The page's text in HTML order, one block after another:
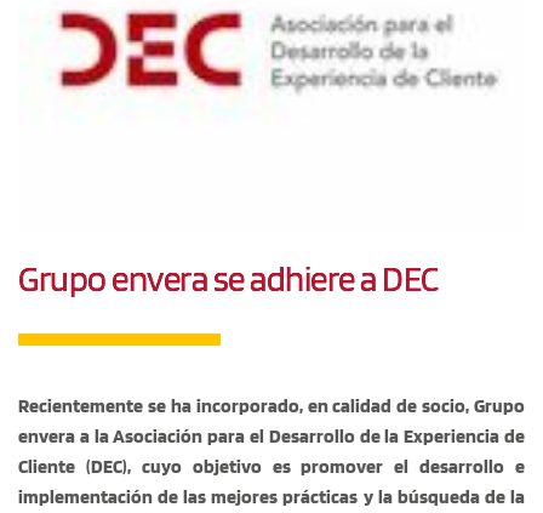
Grupo envera se adhiere a DEC
Recientemente se ha incorporado, en calidad de socio, Grupo
envera a la Asociación para el Desarrollo de la Experiencia de
Cliente (DEC), cuyo objetivo es promover el desarrollo e
implementación de las mejores prácticas y la búsqueda de la